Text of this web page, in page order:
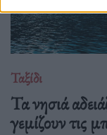
Ταξίδι
Τα νησιά
γεμίζουν τις